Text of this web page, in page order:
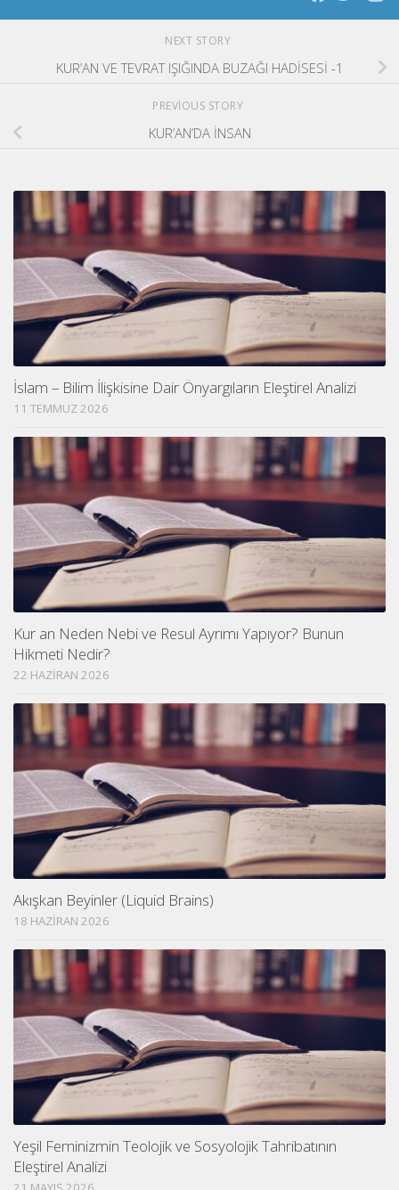
NEXT STORY
KUR’AN VE TEVRAT IŞIĞINDA BUZAĞI HADİSESİ -1
PREVIOUS STORY
KUR’AN’DA İNSAN
İslam – Bilim İlişkisine Dair Önyargıların Eleştirel Analizi
11 TEMMUZ 2026
Kur an Neden Nebi ve Resul Ayrımı Yapıyor? Bunun
Hikmeti Nedir?
22 HAZIRAN 2026
Akışkan Beyinler (Liquid Brains)
18 HAZIRAN 2026
Yeşil Feminizmin Teolojik ve Sosyolojik Tahribatının
Eleştirel Analizi